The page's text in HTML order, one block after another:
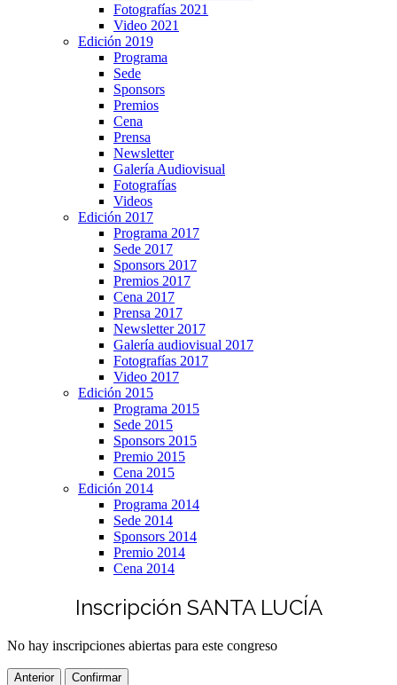
Fotografías 2021
Video 2021
Edición 2019
Programa
Sede
Sponsors
Premios
Cena
Prensa
Newsletter
Galería Audiovisual
Fotografías
Videos
Edición 2017
Programa 2017
Sede 2017
Sponsors 2017
Premios 2017
Cena 2017
Prensa 2017
Newsletter 2017
Galería audiovisual 2017
Fotografías 2017
Video 2017
Edición 2015
Programa 2015
Sede 2015
Sponsors 2015
Premio 2015
Cena 2015
Edición 2014
Programa 2014
Sede 2014
Sponsors 2014
Premio 2014
Cena 2014
Inscripción SANTA LUCÍA
No hay inscripciones abiertas para este congreso
Anterior Confirmar